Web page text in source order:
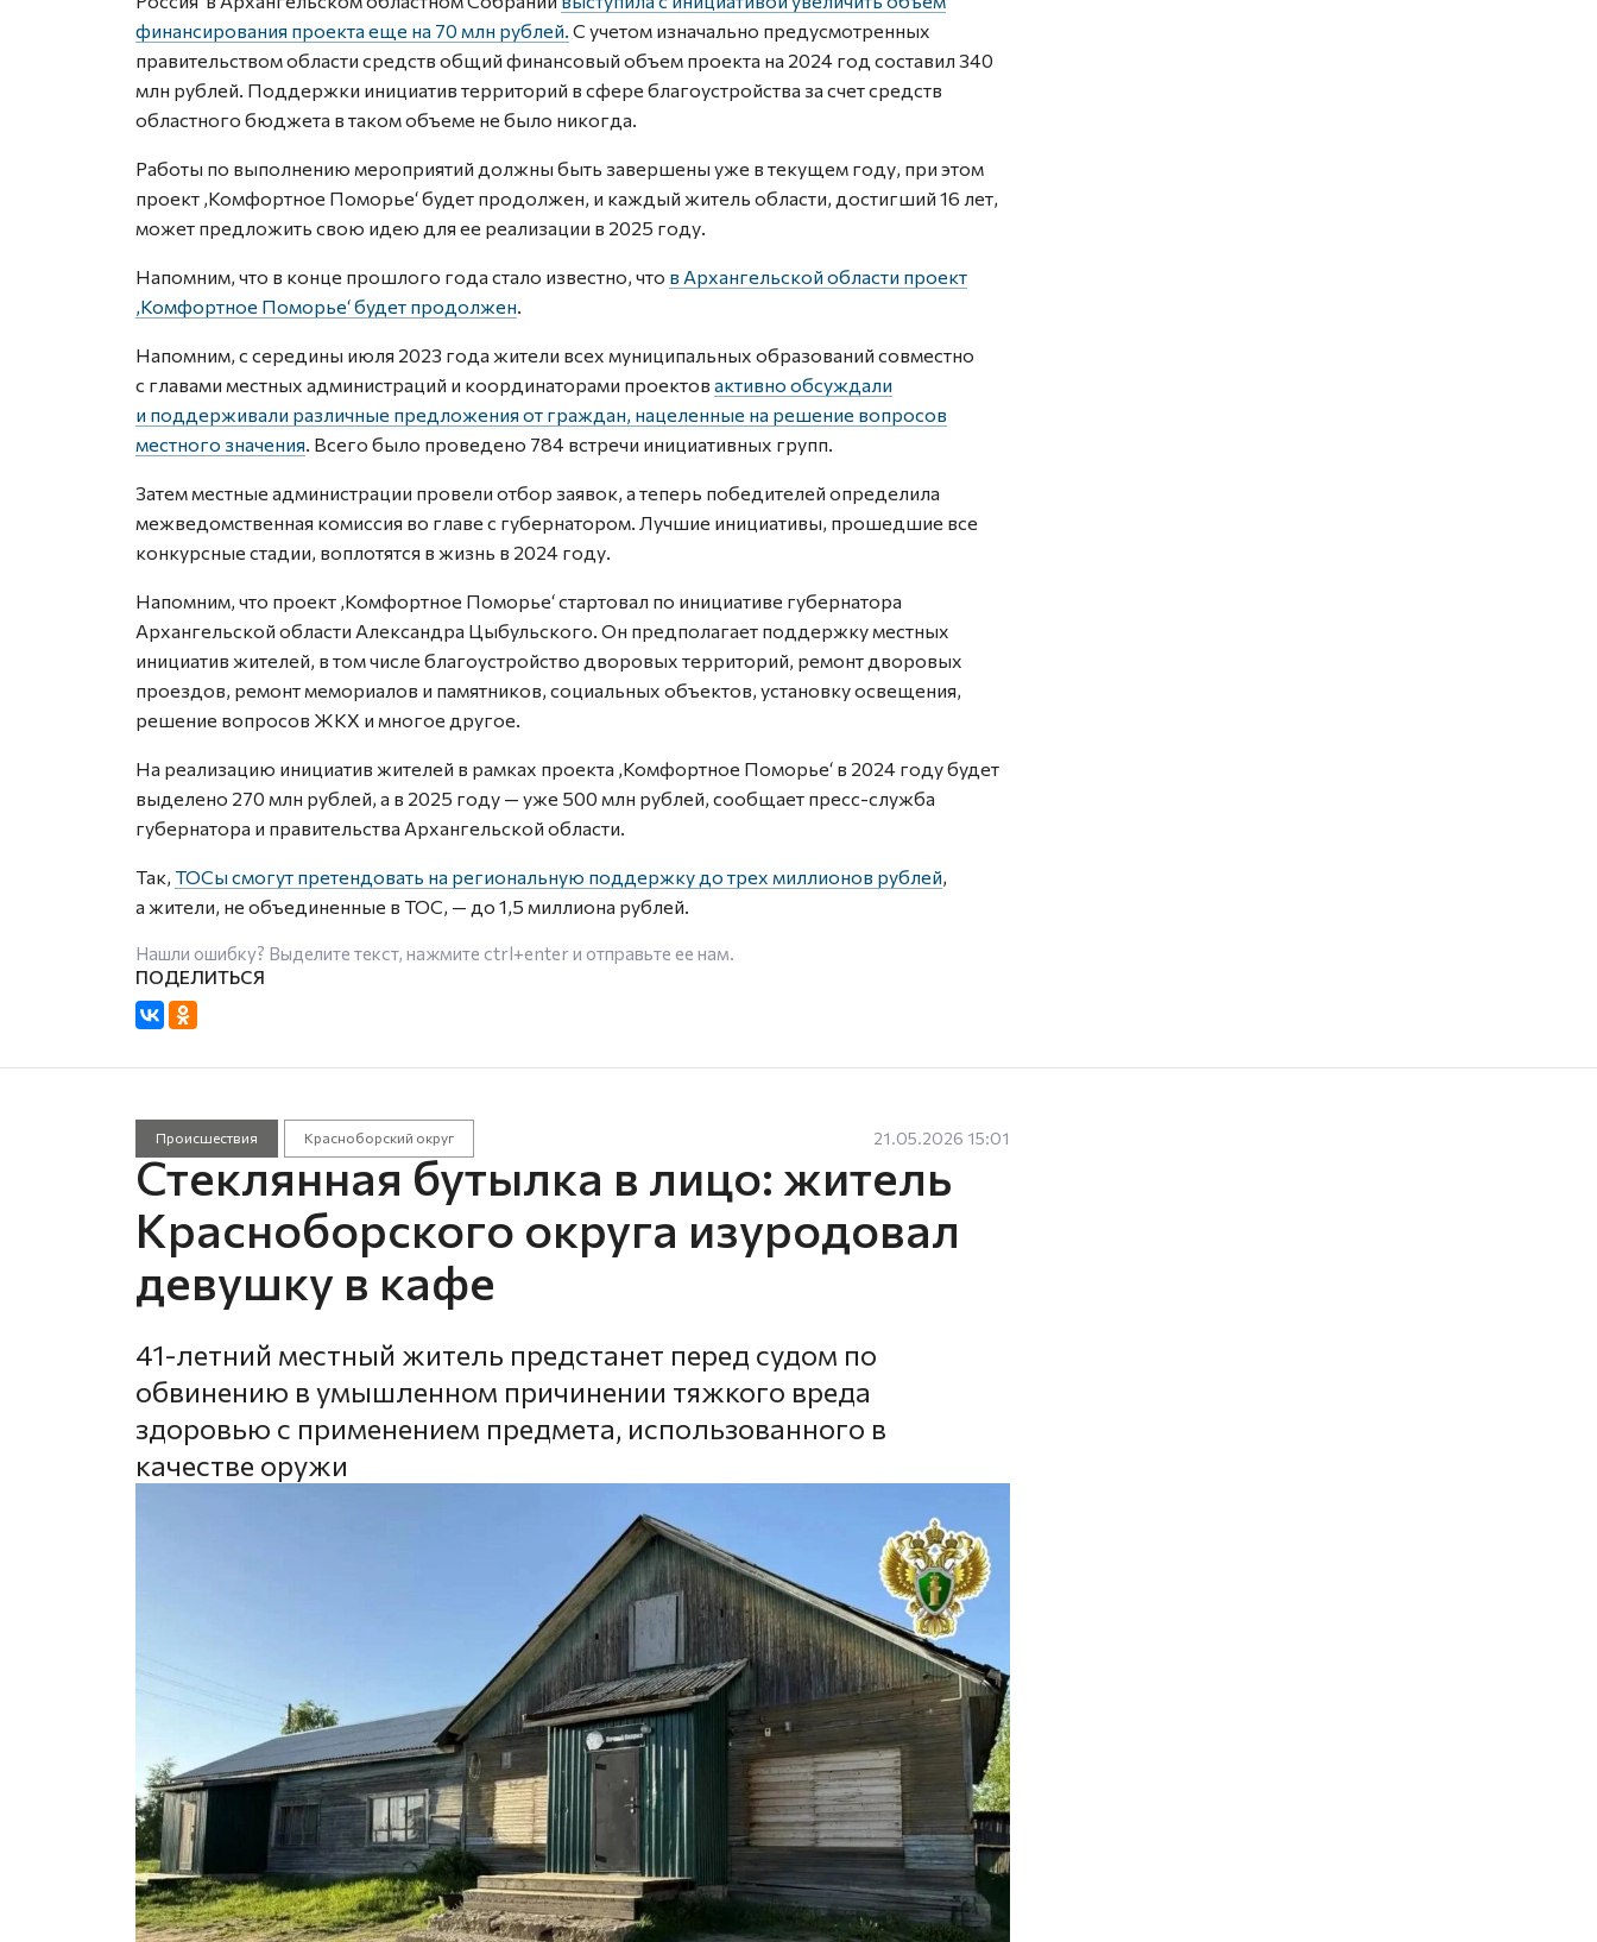
финансирования проекта еще на 70 млн рублей. С учетом изначально предусмотренных
правительством области средств общий финансовый объем проекта на 2024 год составил 340
млн рублей. Поддержки инициатив территорий в сфере благоустройства за счет средств
областного бюджета в таком объеме не было никогда.
Работы по выполнению мероприятий должны быть завершены уже в текущем году, при этом
проект ‚Комфортное Поморье‘ будет продолжен, и каждый житель области, достигший 16 лет,
может предложить свою идею для ее реализации в 2025 году.
Напомним, что в конце прошлого года стало известно, что в Архангельской области проект
‚Комфортное Поморье‘ будет продолжен.
Напомним, с середины июля 2023 года жители всех муниципальных образований совместно
с главами местных администраций и координаторами проектов активно обсуждали
и поддерживали различные предложения от граждан, нацеленные на решение вопросов
местного значения. Всего было проведено 784 встречи инициативных групп.
Затем местные администрации провели отбор заявок, а теперь победителей определила
межведомственная комиссия во главе с губернатором. Лучшие инициативы, прошедшие все
конкурсные стадии, воплотятся в жизнь в 2024 году.
Напомним, что проект ‚Комфортное Поморье‘ стартовал по инициативе губернатора
Архангельской области Александра Цыбульского. Он предполагает поддержку местных
инициатив жителей, в том числе благоустройство дворовых территорий, ремонт дворовых
проездов, ремонт мемориалов и памятников, социальных объектов, установку освещения,
решение вопросов ЖКХ и многое другое.
На реализацию инициатив жителей в рамках проекта ‚Комфортное Поморье‘ в 2024 году будет
выделено 270 млн рублей, а в 2025 году — уже 500 млн рублей, сообщает пресс-служба
губернатора и правительства Архангельской области.
Так, ТОСы смогут претендовать на региональную поддержку до трех миллионов рублей,
а жители, не объединенные в ТОС, — до 1,5 миллиона рублей.
Нашли ошибку? Выделите текст, нажмите ctrl+enterи отправьте ее нам.
Происшествия Красноборский округ 21.05.2026 15:01
Стеклянная бутылка в лицо: житель
Красноборского округа изуродовал
девушку в кафе
41-летний местный житель предстанет перед судом по
обвинению в умышленном причинении тяжкого вреда
здоровью с применением предмета, использованного в
качестве оружи